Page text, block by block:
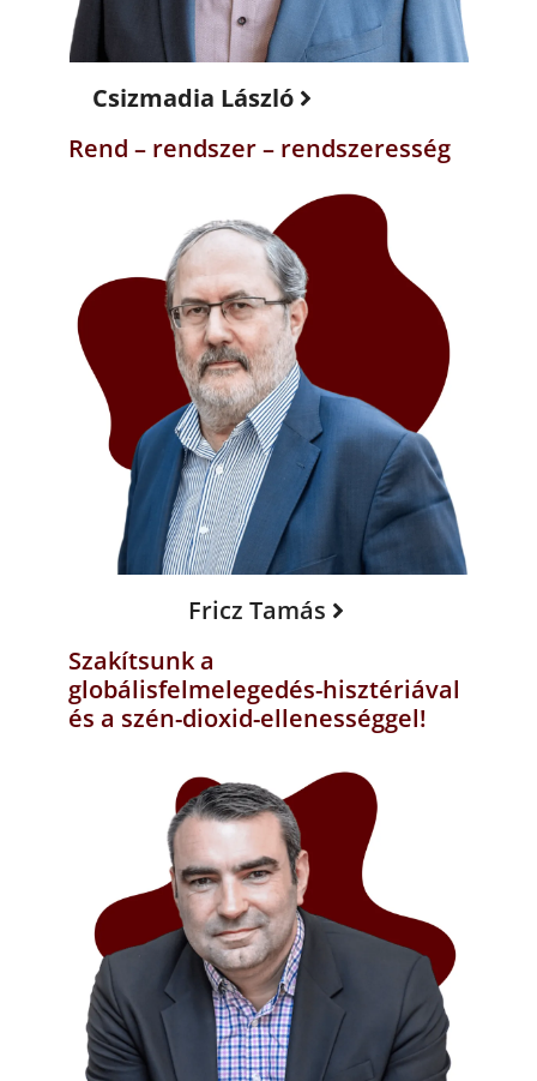
Csizmadia László
Rend – rendszer – rendszeresség
Fricz Tamás
Szakítsunk a
globálisfelmelegedés-hisztériával
és a szén-dioxid-ellenességgel!